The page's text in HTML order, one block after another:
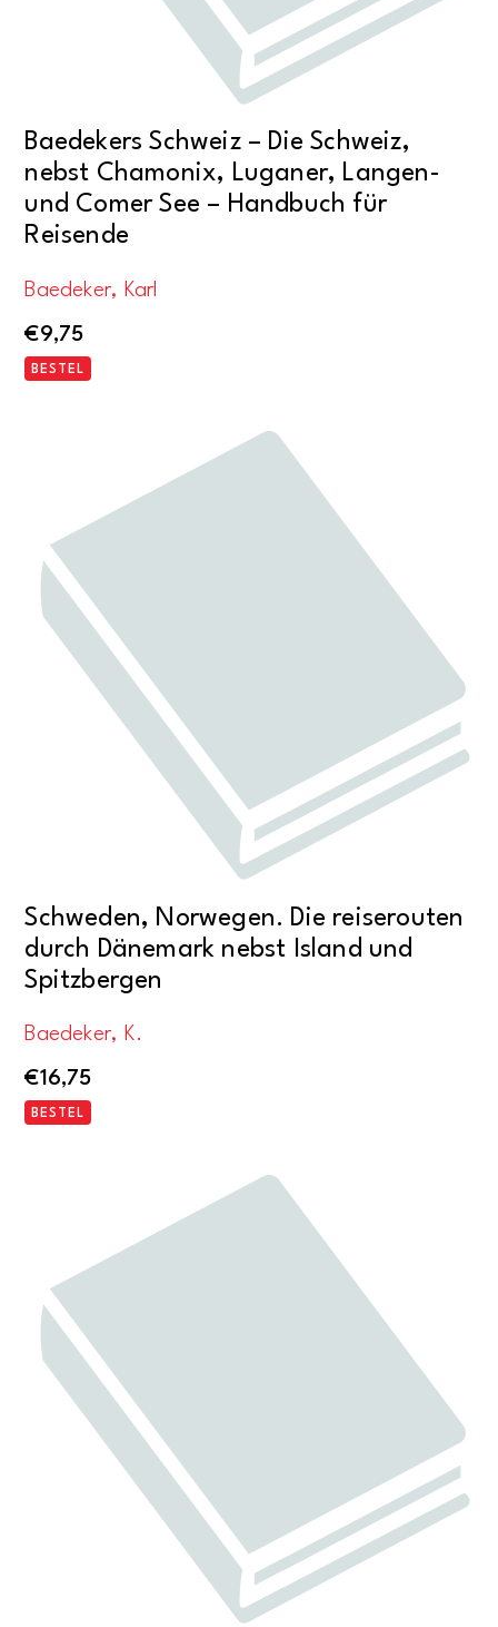
Baedekers Schweiz – Die Schweiz,
nebst Chamonix, Luganer, Langen-
und Comer See – Handbuch für
Reisende
Baedeker, Karl
€9,75
BESTEL
Schweden, Norwegen. Die reiserouten
durch Dänemark nebst Island und
Spitzbergen
Baedeker, K.
€16,75
BESTEL